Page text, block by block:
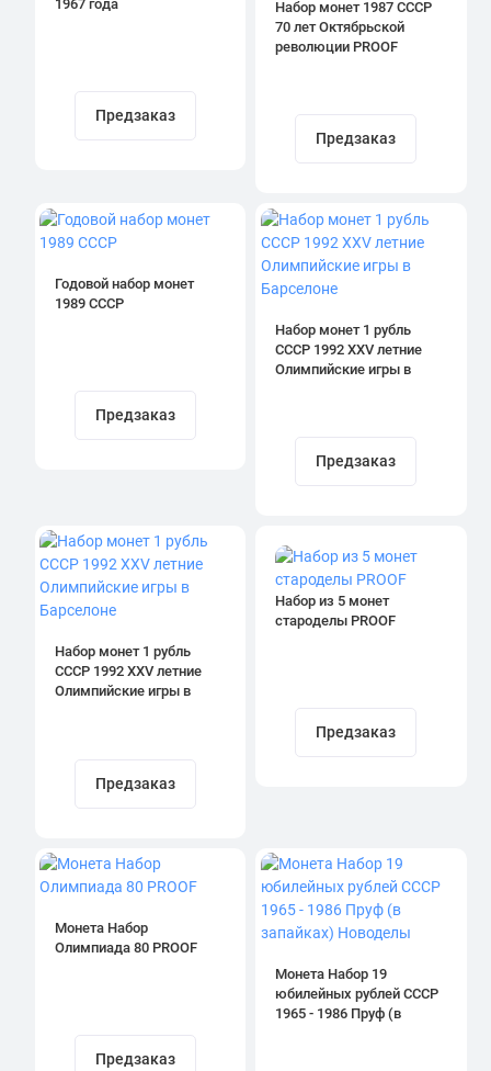
1967 года
Предзаказ
Набор монет 1987 СССР
70 лет Октябрьской
революции PROOF
Предзаказ
Годовой набор монет
1989 СССР
Предзаказ
Набор монет 1 рубль
СССР 1992 XXV летние
Олимпийские игры в
Предзаказ
Набор монет 1 рубль
СССР 1992 XXV летние
Олимпийские игры в
Предзаказ
Набор из 5 монет
староделы PROOF
Предзаказ
Монета Набор
Олимпиада 80 PROOF
Предзаказ
Монета Набор 19
юбилейных рублей СССР
1965 - 1986 Пруф (в